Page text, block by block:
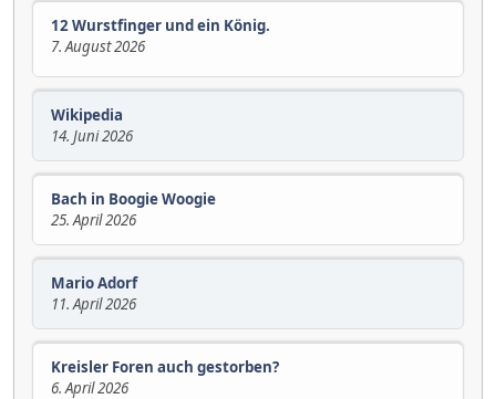
12 Wurstfinger und ein König.
7. August 2026
Wikipedia
14. Juni 2026
Bach in Boogie Woogie
25. April 2026
Mario Adorf
11. April 2026
Kreisler Foren auch gestorben?
6. April 2026